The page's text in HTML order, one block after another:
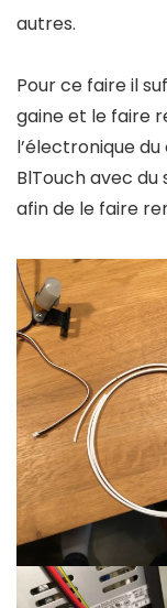
autres.
Pour ce faire il
gaine et le faire
l’électronique
BlTouch avec
afin de le faire